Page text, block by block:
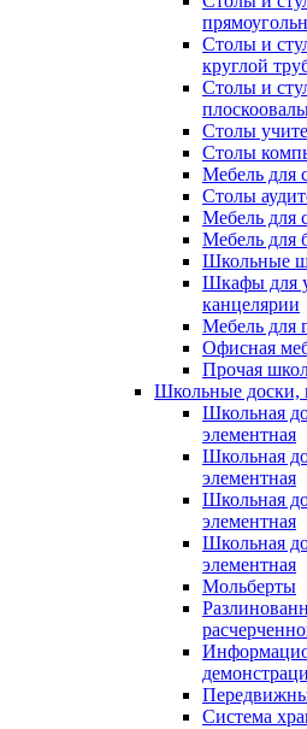
Столы и
круглой
Столы и
Столы
Столы
Мебель для
Столы
Мебель для
Мебель для
Школьные
Шкафы для
канцелярии
Мебель для
Офисная
Прочая
Школьные доски,
Школьная
элементная
Школьная
элементная
Школьная
элементная
Школьная
элементная
Мольберты
Система